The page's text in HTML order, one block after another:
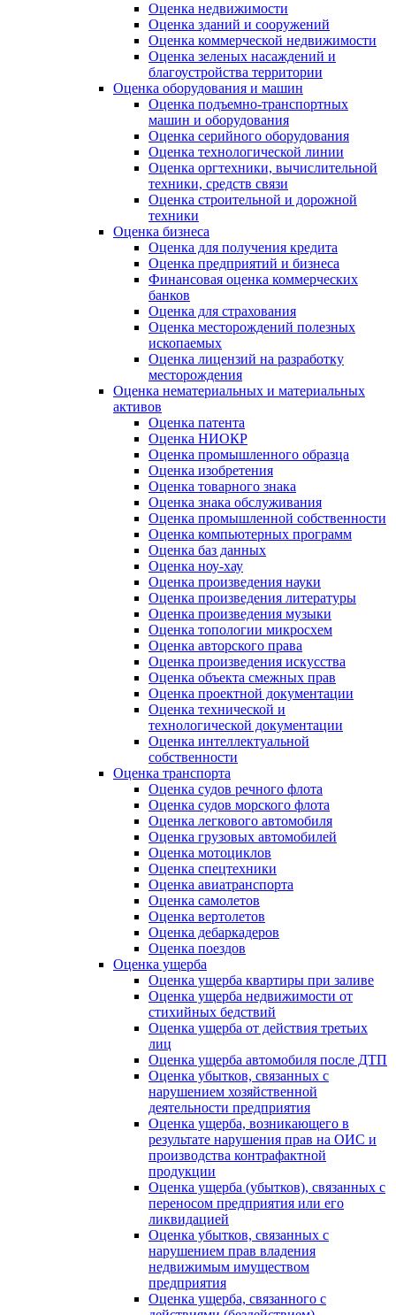
Оценка недвижимости
Оценка зданий и сооружений
Оценка коммерческой недвижимости
Оценка зеленых насаждений и
благоустройства территории
Оценка оборудования и машин
Оценка подъемно-транспортных
машин и оборудования
Оценка серийного оборудования
Оценка технологической линии
Оценка оргтехники, вычислительной
техники, средств связи
Оценка строительной и дорожной
техники
Оценка бизнеса
Оценка для получения кредита
Оценка предприятий и бизнеса
Финансовая оценка коммерческих
банков
Оценка для страхования
Оценка месторождений полезных
ископаемых
Оценка лицензий на разработку
месторождения
Оценка нематериальных и материальных
активов
Оценка патента
Оценка НИОКР
Оценка промышленного образца
Оценка изобретения
Оценка товарного знака
Оценка знака обслуживания
Оценка промышленной собственности
Оценка компьютерных программ
Оценка баз данных
Оценка ноу-хау
Оценка произведения науки
Оценка произведения литературы
Оценка произведения музыки
Оценка топологии микросхем
Оценка авторского права
Оценка произведения искусства
Оценка объекта смежных прав
Оценка проектной документации
Оценка технической и
технологической документации
Оценка интеллектуальной
собственности
Оценка транспорта
Оценка судов речного флота
Оценка судов морского флота
Оценка легкового автомобиля
Оценка грузовых автомобилей
Оценка мотоциклов
Оценка спецтехники
Оценка авиатранспорта
Оценка самолетов
Оценка вертолетов
Оценка дебаркадеров
Оценка поездов
Оценка ущерба
Оценка ущерба квартиры при заливе
Оценка ущерба недвижимости от
стихийных бедствий
Оценка ущерба от действия третьих
лиц
Оценка ущерба автомобиля после ДТП
Оценка убытков, связанных с
нарушением хозяйственной
деятельности предприятия
Оценка ущерба, возникающего в
результате нарушения прав на ОИС и
производства контрафактной
продукции
Оценка ущерба (убытков), связанных с
переносом предприятия или его
ликвидацией
Оценка убытков, связанных с
нарушением прав владения
недвижимым имуществом
предприятия
Оценка ущерба, связанного с